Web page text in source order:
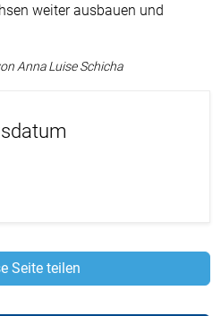
weiter ausbauen und
Anna Luise Schicha
Seite teilen